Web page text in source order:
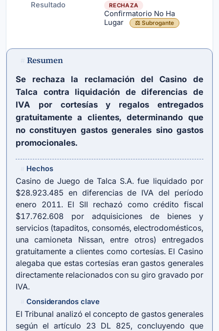
Resultado
RECHAZA
Confirmatorio No Ha
Lugar
⚖️ Subrogante
Resumen
Se rechaza la reclamación del Casino de
Talca contra liquidación de diferencias de
IVA por cortesías y regalos entregados
gratuitamente a clientes, determinando que
no constituyen gastos generales sino gastos
promocionales.
Hechos
Casino de Juego de Talca S.A. fue liquidado por
$28.923.485 en diferencias de IVA del período
enero 2011. El SII rechazó como crédito fiscal
$17.762.608 por adquisiciones de bienes y
servicios (tapaditos, consomés, electrodomésticos,
una camioneta Nissan, entre otros) entregados
gratuitamente a clientes como cortesías. El Casino
alegaba que estas cortesías eran gastos generales
directamente relacionados con su giro gravado por
IVA.
Considerandos clave
El Tribunal analizó el concepto de gastos generales
según el artículo 23 DL 825, concluyendo que